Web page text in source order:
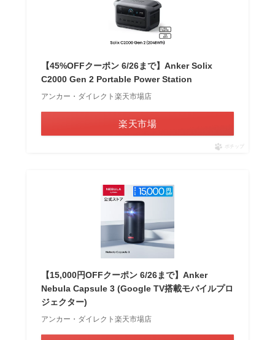
【45%OFFクーポン 6/26まで】Anker Solix
C2000 Gen 2 Portable Power Station
アンカー・ダイレクト楽天市場店
楽天市場
ポチップ
【15,000円OFFクーポン 6/26まで】Anker
Nebula Capsule 3 (Google TV搭載モバイルプロ
ジェクター)
アンカー・ダイレクト楽天市場店